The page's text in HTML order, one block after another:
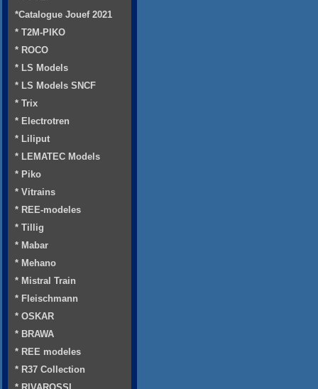
*Catalogue Jouef 2021
* T2M-PIKO
* ROCO
* LS Models
* LS Models SNCF
* Trix
* Electrotren
* Liliput
* LEMATEC Models
* Piko
* Vitrains
* REE-modeles
* Tillig
* Mabar
* Mehano
* Mistral Train
* Fleischmann
* OSKAR
* BRAWA
* REE modeles
* R37 Collection